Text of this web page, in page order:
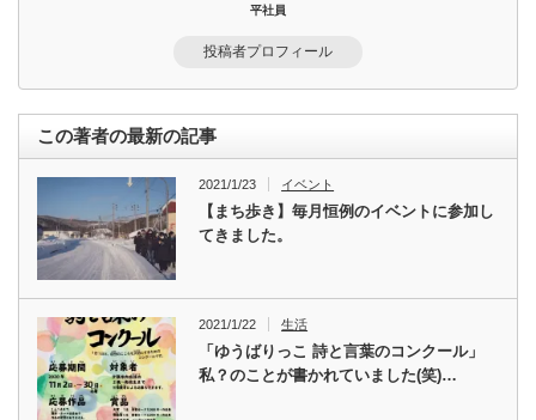
平社員
投稿者プロフィール
この著者の最新の記事
2021/1/23 イベント
【まち歩き】毎月恒例のイベントに参加し
てきました。
2021/1/22 生活
「ゆうばりっこ 詩と言葉のコンクール」
私？のことが書かれていました(笑)…